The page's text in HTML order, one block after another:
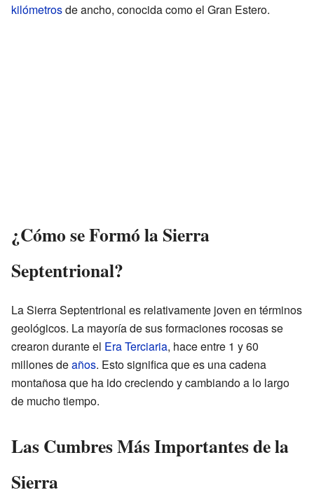
kilómetrosde ancho, conocida como el Gran Estero.
¿Cómo se Formó la Sierra
Septentrional?
La Sierra Septentrional es relativamente joven en términos
geológicos. La mayoría de sus formaciones rocosas se
crearon durante el Era Terciaria, hace entre 1 y 60
millones deaños. Esto significa que es una cadena
montañosa que ha ido creciendo y cambiando a lo largo
de mucho tiempo.
Las Cumbres Más Importantes de la
Sierra